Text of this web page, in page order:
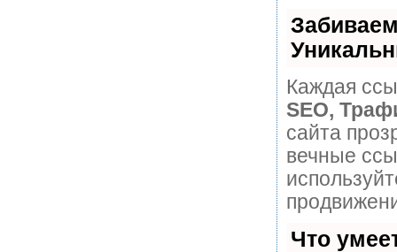
Каждая
SEO,
сайта
вечные
Что